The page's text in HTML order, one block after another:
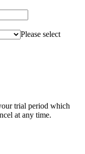
Please select
trial period which
at any time.